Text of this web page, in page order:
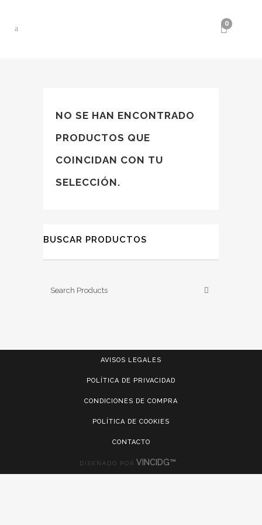
0
NO SE HAN ENCONTRADO
PRODUCTOS QUE
COINCIDAN CON TU
SELECCIÓN.
BUSCAR PRODUCTOS
AVISOS LEGALES
POLÍTICA DE PRIVACIDAD
CONDICIONES DE COMPRA
POLÍTICA DE COOKIES
CONTACTO
DISEÑADO POR VINCIDG™